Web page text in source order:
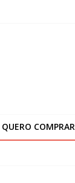
Convocação
QUERO